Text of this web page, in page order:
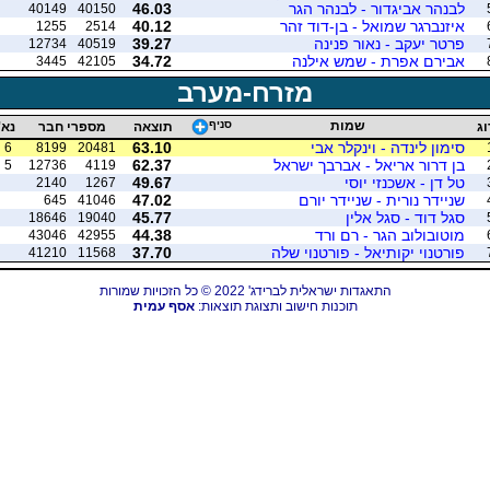
לבנהר אביגדור - לבנהר הגר 46.03
40150
40149
איזנברגר שמואל - בן-דוד זהר 40.12
2514
1255
פרטר יעקב - נאור פנינה 39.27
40519
12734
אבירם אפרת - שמש אילנה 34.72
42105
3445
מזרח-מערב
שמות סניף תוצאה מספרי חבר
1
סימון לינדה - וינקלר אבי 63.10
20481
8199
6
בן דרור אריאל - אברבך ישראל 62.37
4119
12736
5
טל דן - אשכנזי יוסי 49.67
1267
2140
שניידר נורית - שניידר יורם 47.02
41046
645
סגל דוד - סגל אלין 45.77
19040
18646
מוטובולוב הגר - רם ורד 44.38
42955
43046
פורטנוי יקותיאל - פורטנוי שלה 37.70
11568
41210
התאגדות ישראלית לברידג' 2022 © כל הזכויות שמורות
תוכנות חישוב ותצוגת תוצאות:אסף עמית